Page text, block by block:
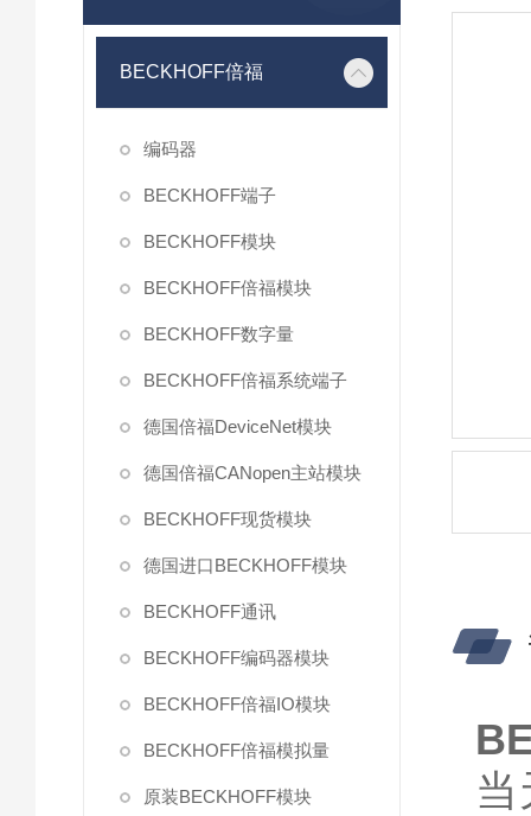
BECKHOFF倍福
编码器
BECKHOFF端子
BECKHOFF模块
BECKHOFF倍福模块
BECKHOFF数字量
BECKHOFF倍福系统端子
德国倍福DeviceNet模块
德国倍福CANopen主站模块
BECKHOFF现货模块
德国进口BECKHOFF模块
BECKHOFF通讯
BECKHOFF编码器模块
BECKHOFF倍福IO模块
BECKHOFF倍福模拟量
原装BECKHOFF模块